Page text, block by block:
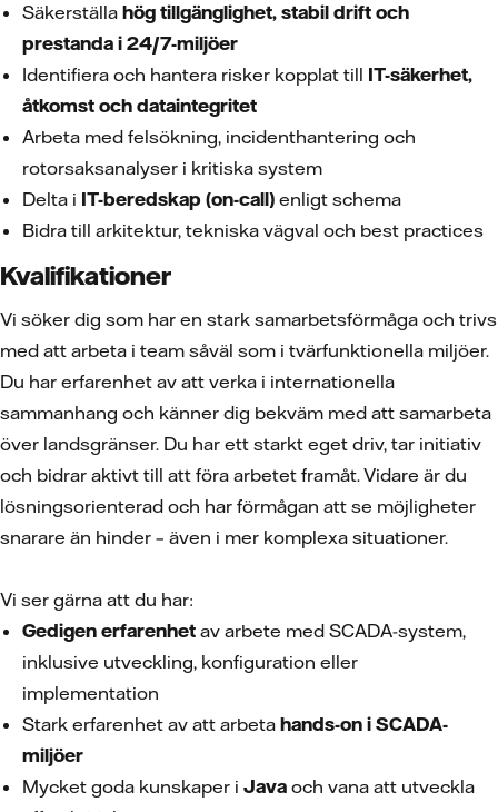
Säkerställa hög tillgänglighet, stabil drift och
prestanda i 24/7-miljöer
Identifiera och hantera risker kopplat till IT-säkerhet,
åtkomst och dataintegritet
Arbeta med felsökning, incidenthantering och
rotorsaksanalyser i kritiska system
Delta i IT-beredskap (on-call) enligt schema
Bidra till arkitektur, tekniska vägval och best practices
Kvalifikationer
Vi söker dig som har en stark samarbetsförmåga och trivs
med att arbeta i team såväl som i tvärfunktionella miljöer.
Du har erfarenhet av att verka i internationella
sammanhang och känner dig bekväm med att samarbeta
över landsgränser. Du har ett starkt eget driv, tar initiativ
och bidrar aktivt till att föra arbetet framåt. Vidare är du
lösningsorienterad och har förmågan att se möjligheter
snarare än hinder – även i mer komplexa situationer.
Vi ser gärna att du har:
Gedigen erfarenhet av arbete med SCADA-system,
inklusive utveckling, konfiguration eller
implementation
Stark erfarenhet av att arbeta hands-on i SCADA-
miljöer
Mycket goda kunskaper i Java och vana att utveckla